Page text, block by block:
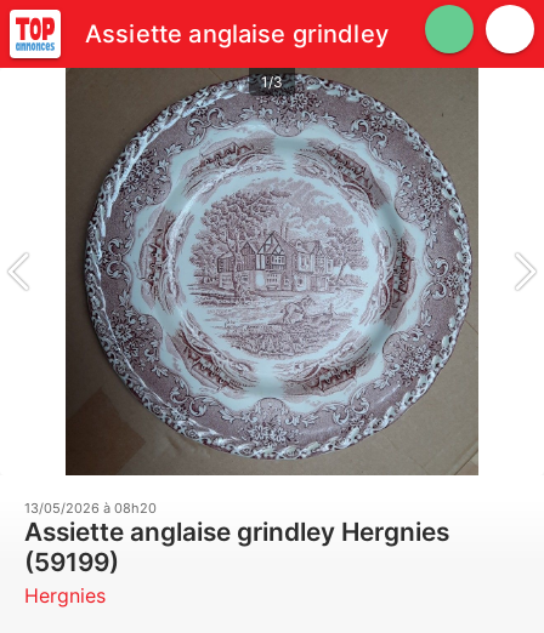
Assiette anglaise grindley
1/3
13/05/2026 à 08h20
Assiette anglaise grindley Hergnies
(59199)
Hergnies